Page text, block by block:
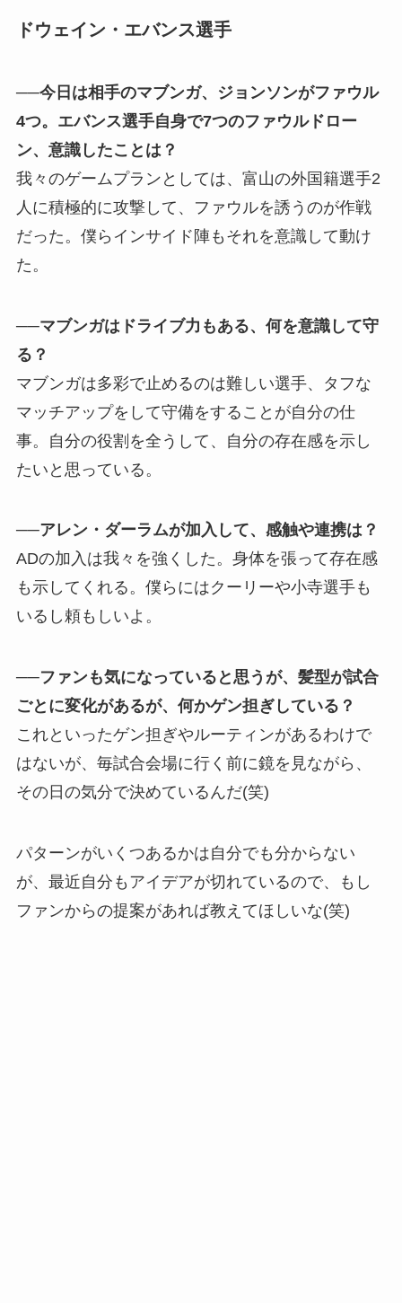
ドウェイン・エバンス選手
──今日は相手のマブンガ、ジョンソンがファウル
4つ。エバンス選手自身で7つのファウルドロー
ン、意識したことは？
我々のゲームプランとしては、富山の外国籍選手2
人に積極的に攻撃して、ファウルを誘うのが作戦
だった。僕らインサイド陣もそれを意識して動け
た。
──マブンガはドライブ力もある、何を意識して守
る？
マブンガは多彩で止めるのは難しい選手、タフな
マッチアップをして守備をすることが自分の仕
事。自分の役割を全うして、自分の存在感を示し
たいと思っている。
──アレン・ダーラムが加入して、感触や連携は？
ADの加入は我々を強くした。身体を張って存在感
も示してくれる。僕らにはクーリーや小寺選手も
いるし頼もしいよ。
──ファンも気になっていると思うが、髪型が試合
ごとに変化があるが、何かゲン担ぎしている？
これといったゲン担ぎやルーティンがあるわけで
はないが、毎試合会場に行く前に鏡を見ながら、
その日の気分で決めているんだ(笑)
パターンがいくつあるかは自分でも分からない
が、最近自分もアイデアが切れているので、もし
ファンからの提案があれば教えてほしいな(笑)